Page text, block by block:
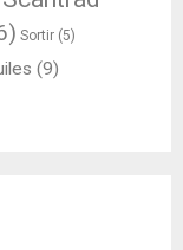
Sortir (5)
(9)